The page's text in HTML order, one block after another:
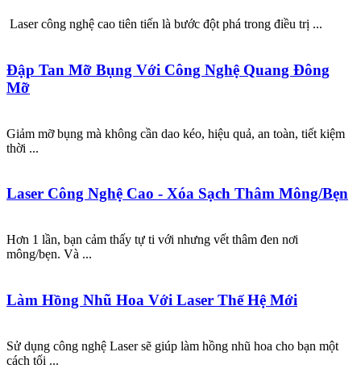
Laser công nghệ cao tiên tiến là bước đột phá trong điều trị ...
Đập Tan Mỡ Bụng Với Công Nghệ Quang Đông
Mỡ
Giảm mỡ bụng mà không cần dao kéo, hiệu quả, an toàn, tiết kiệm
thời ...
Laser Công Nghệ Cao - Xóa Sạch Thâm Mông/Bẹn
Hơn 1 lần, bạn cảm thấy tự ti với nhưng vết thâm đen nơi
mông/bẹn. Và ...
Làm Hồng Nhũ Hoa Với Laser Thế Hệ Mới
Sử dụng công nghệ Laser sẽ giúp làm hồng nhũ hoa cho bạn một
cách tối ...